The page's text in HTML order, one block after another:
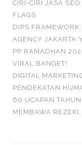
CIRI-CIRI JASA
FLAGS
DIPS
AGENCY JAKARTA
PP RAMADHAN
VIRAL BANGET!
DIGITAL
PENDEKATAN
60 UCAPAN
MEMBAWA